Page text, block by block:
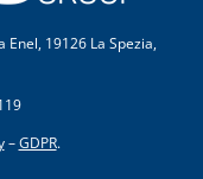
Enel, 19126 La Spezia,
–GDPR.